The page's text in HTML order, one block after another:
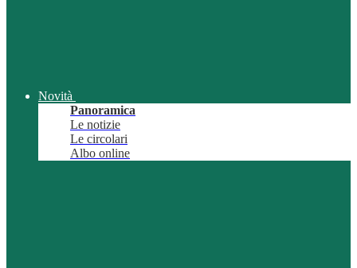
Novità
Panoramica
Le notizie
Le circolari
Albo online